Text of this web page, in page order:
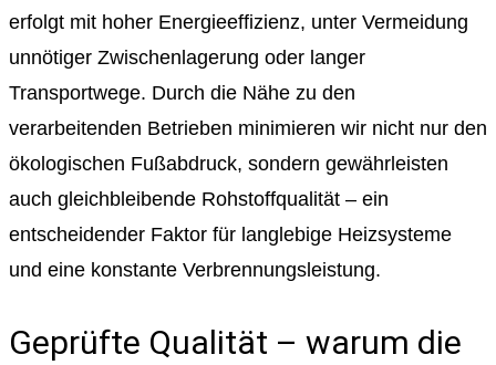
erfolgt mit hoher Energieeffizienz, unter Vermeidung
unnötiger Zwischenlagerung oder langer
Transportwege. Durch die Nähe zu den
verarbeitenden Betrieben minimieren wir nicht nur den
ökologischen Fußabdruck, sondern gewährleisten
auch gleichbleibende Rohstoffqualität – ein
entscheidender Faktor für langlebige Heizsysteme
und eine konstante Verbrennungsleistung.
Geprüfte Qualität – warum die